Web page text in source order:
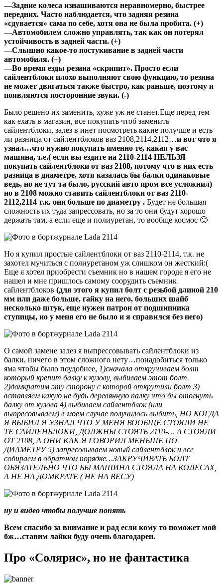
—Задние колеса изнашиваются неравномерно, быстрее
передних. Часто наблюдается, что задняя резина
«сдувается» сама по себе, хотя она не была пробита. (+)
—Автомобилем сложно управлять, так как он потерял
устойчивость в задней части. (+)
—Слышно какое-то постукивание в задней части
автомобиля. (+)
—Во время езды резина «скрипит». Просто если
сайлентблоки плохо выполняют свою функцию, то резина
не может двигаться также быстро, как раньше, поэтому и
появляются посторонние звуки. (-)
Было решено их заменить, хуже уж не станет.Еще перед тем
как ехать в магазин, все покупать чтоб заменить
сайлентблоки, залез в инет посмотреть какие получше и есть
ли разница от сайлентблоков ваз 2108,2114,2112…и вот что я
узнал…что нужно покупать именно те, какая у вас
машина, т.е.( если вы ездите на 2110-2114 НЕЛЬЗЯ
покупать сайлентблоки от ваз 2108, потому что в них есть
разница в диаметре, хотя казалась бы балки одинаковые
ведь, но не тут та было, русский авто пром все усложнил)
но в 2108 можно ставить сайлентблоки от ваз 2110-
2112,2114 т.к. они больше по диаметру . Будет не большая
сложность их туда запрессовать, но за то они будут хорошо
держать там, а если еще и полиуретан, то вообще космос 🙂
Но я купил простые сайлентблоки от ваз 2110-2114, т.к. не
захотел мучиться с полиуретаном уж слишком он жесткий:(
Еще я хотел приобрести съемник но в нашем городе я его не
нашел и мне пришлось самому соорудить съемник
сайлентблоков (для этого я купил болт с резьбой длиной 210
мм или даже больше, гайку на него, больших шайб
несколько штук, еще нужен патрон от подшипника
ступицы, но у меня его не было и я справился без него)
О самой замене залез я выпрессовывать сайлентблоки из
балки, ничего в этом сложного нету…понадобиться только
яма чтобы было поудобнее, 1)сначала откручиваем болт
который крепит балку к кузову, выбиваем этот болт.
2)домкратим эту сторону с которой открутили болт 3)
вставляем какую не будь деревянную палку что бы отогнуть
балку от кузова 4) выбиваем сайлентблок (или
выпресовываем) в моем случае получилось выбить, НО КОГДА
Я ВЫБИЛ Я УЗНАЛ ЧТО У МЕНЯ ВООБЩЕ СТОЯЛИ НЕ
ТЕ САЙЛЕНБЛОКИ, ДОЛЖНЫ СТОЯТЬ 2110-… А СТОЯЛИ
ОТ 2108, А ОНИ КАК Я ГОВОРИЛ МЕНЬШЕ ПО
ДИАМЕТРУ 5) запресовываем новый сайлентблок и все
собираем в обратном порядке…ЗАКРУЧИВАТЬ БОЛТ
ОБЯЗАТЕЛЬНО ЧТО БЫ МАШИНА СТОЯЛА НА КОЛЕСАХ,
А НЕ НА ДОМКРАТЕ ( НЕ НА ВЕСУ)
ну и видео чтобы получше понять
Всем спасибо за внимание и рад если кому то поможет мой
бж…ставим лайки буду очень благодарен.
Про «Солярис», но не фантастика